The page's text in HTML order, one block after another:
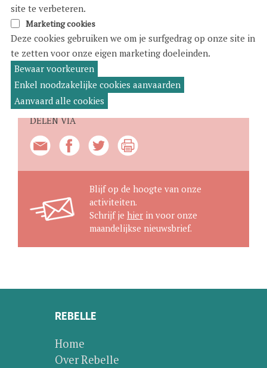
met ons project '
vrijetijdsmateriaal
Warmste Week in 2023.
DELEN VIA
Blijf op de hoogte van onze
activiteiten.
Schrijf je hier in voor onze
maandelijkse nieuwsbrief.
REBELLE
Home
Over Rebelle
site te verbeteren.
Marketing cookies
Deze cookies gebruiken we om je surfgedrag op onze site in
te zetten voor onze eigen marketing doeleinden.
Bewaar voorkeuren
Enkel noodzakelijke cookies aanvaarden
Aanvaard alle cookies